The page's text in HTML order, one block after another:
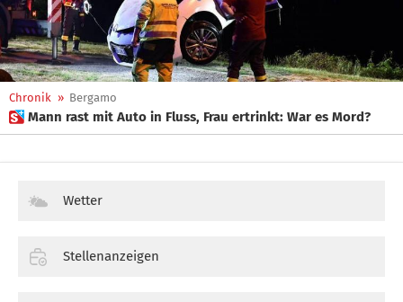
Chronik » Bergamo
 Mann rast mit Auto in Fluss, Frau ertrinkt: War es Mord?
Wetter
Stellenanzeigen